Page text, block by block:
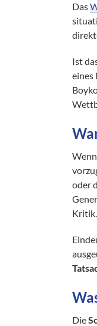
Das
Ist
eines
oder
Kritik.
Die